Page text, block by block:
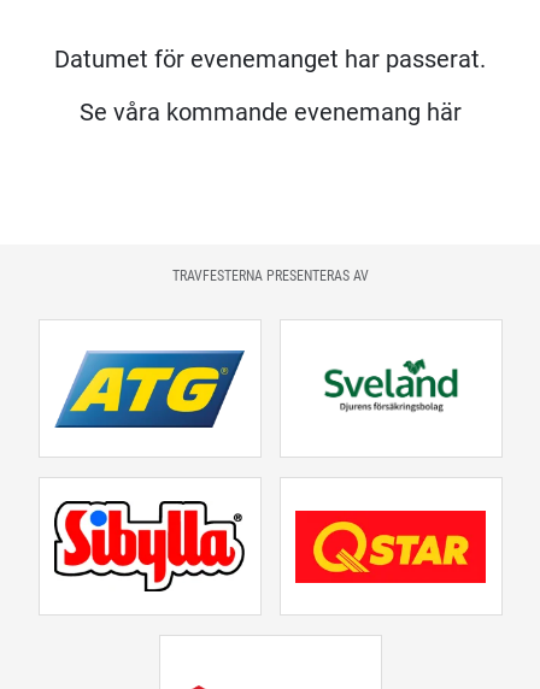
Datumet för evenemanget har passerat.
Se våra kommande evenemang här
TRAVFESTERNA PRESENTERAS AV